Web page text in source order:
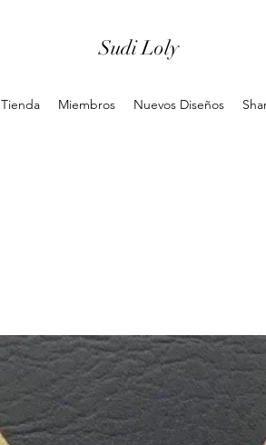
Sudi Loly
Tienda Miembros Nuevos Diseños